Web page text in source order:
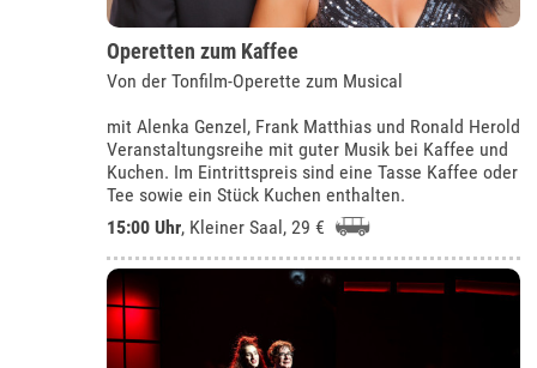
Operetten zum Kaffee
Von der Tonfilm-Operette zum Musical
mit Alenka Genzel, Frank Matthias und Ronald Herold
Veranstaltungsreihe mit guter Musik bei Kaffee und
Kuchen. Im Eintrittspreis sind eine Tasse Kaffee oder
Tee sowie ein Stück Kuchen enthalten.
15:00 Uhr, Kleiner Saal, 29 €